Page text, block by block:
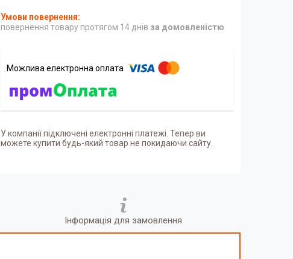
повернення товару протягом 14 днів за домовленістю
У компанії підключені електронні платежі. Тепер ви
можете купити будь-який товар не покидаючи сайту.
Інформація для замовлення